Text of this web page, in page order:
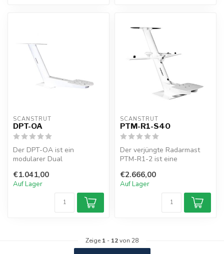
SCANSTRUT
DPT-OA
Der DPT-OA ist ein
modularer Dual
Open-Array-Radar mit S...
€1.041,00
Auf Lager
SCANSTRUT
PTM-R1-S40
Der verjüngte Radarmast
PTM-R1-2 ist eine
Radar, Satel...
€2.666,00
Auf Lager
Zeige 1 - 12von 28